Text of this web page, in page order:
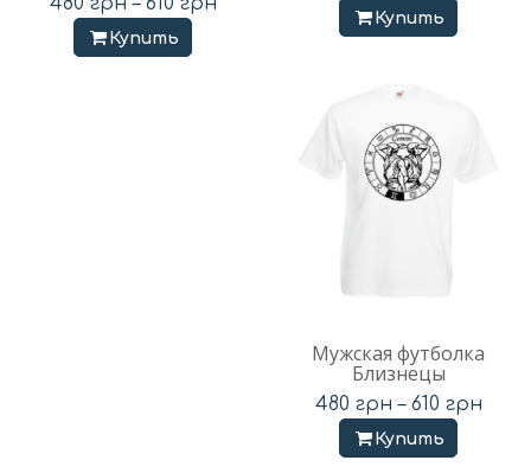
Купить
Купить
Мужская футболка
Близнецы
480 грн – 610 грн
Купить